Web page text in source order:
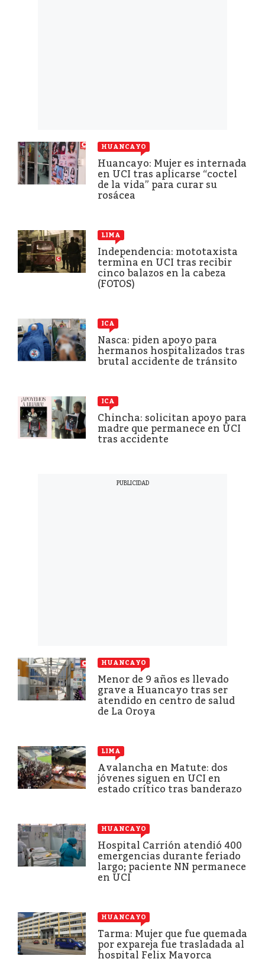
HUANCAYO
Huancayo: Mujer es internada
en UCI tras aplicarse “coctel
de la vida” para curar su
rosácea
LIMA
Independencia: mototaxista
termina en UCI tras recibir
cinco balazos en la cabeza
(FOTOS)
ICA
Nasca: piden apoyo para
hermanos hospitalizados tras
brutal accidente de tránsito
ICA
Chincha: solicitan apoyo para
madre que permanece en UCI
tras accidente
HUANCAYO
Menor de 9 años es llevado
grave a Huancayo tras ser
atendido en centro de salud
de La Oroya
LIMA
Avalancha en Matute: dos
jóvenes siguen en UCI en
estado crítico tras banderazo
HUANCAYO
Hospital Carrión atendió 400
emergencias durante feriado
largo; paciente NN permanece
en UCI
HUANCAYO
Tarma: Mujer que fue quemada
por expareja fue trasladada al
hospital Felix Mayorca